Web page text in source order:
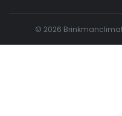
© 2026